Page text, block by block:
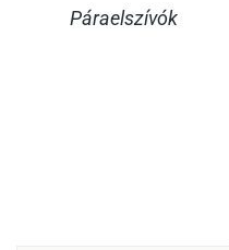
Páraelszívók